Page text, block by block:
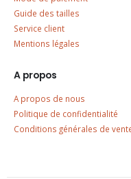
Guide des tailles
Service client
Mentions légales
A propos
A propos de nous
Politique de confidentialité
Conditions générales de